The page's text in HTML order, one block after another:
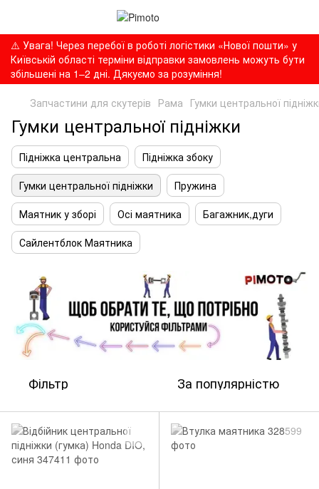
⚠️ Увага! Через перебої в роботі логістики «Нової пошти» у
Київській області терміни відправки замовлень можуть бути
збільшені на 1–2 дні. Дякуємо за розуміння!
Запчастини для скутерів Рама Гумки центральної
Гумки центральної підніжки
Підніжка центральна
Підніжка збоку
Гумки центральної підніжки
Пружина
Маятник у зборі
Осі маятника
Багажник,дуги
Сайлентблок Маятника
Фільтр За популярністю